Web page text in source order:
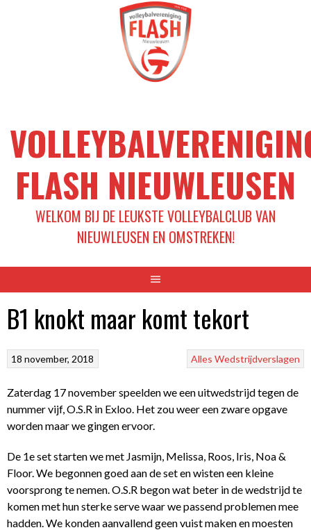
FLASH NIEUWLEUSEN
WELKOM BIJ DE LEUKSTE VOLLEYBALCLUB VAN
NIEUWLEUSEN EN OMSTREKEN!
B1 knokt maar komt tekort
Alles Wedstrijdverslagen
18 november, 2018
Zaterdag 17 november speelden we een uitwedstrijd tegen de
nummer vijf, O.S.R in Exloo. Het zou weer een zware opgave
worden maar we gingen ervoor.
De 1e set starten we met Jasmijn, Melissa, Roos, Iris, Noa &
Floor. We begonnen goed aan de set en wisten een kleine
voorsprong te nemen. O.S.R begon wat beter in de wedstrijd te
komen met hun sterke serve waar we passend problemen mee
hadden. We konden aanvallend geen vuist maken en moesten